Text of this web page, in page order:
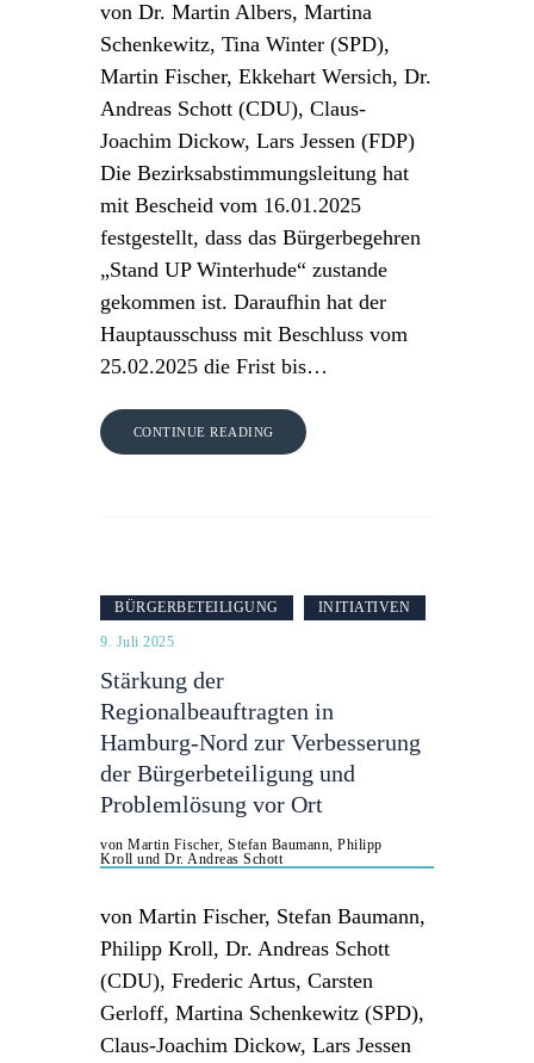
von Dr. Martin Albers, Martina
Schenkewitz, Tina Winter (SPD),
Martin Fischer, Ekkehart Wersich, Dr.
Andreas Schott (CDU), Claus-
Joachim Dickow, Lars Jessen (FDP)
Die Bezirksabstimmungsleitung hat
mit Bescheid vom 16.01.2025
festgestellt, dass das Bürgerbegehren
„Stand UP Winterhude“ zustande
gekommen ist. Daraufhin hat der
Hauptausschuss mit Beschluss vom
25.02.2025 die Frist bis…
CONTINUE READING
BÜRGERBETEILIGUNG INITIATIVEN
9. Juli 2025
Stärkung der
Regionalbeauftragten in
Hamburg-Nord zur Verbesserung
der Bürgerbeteiligung und
Problemlösung vor Ort
von Martin Fischer, Stefan Baumann, Philipp
Kroll und Dr. Andreas Schott
von Martin Fischer, Stefan Baumann,
Philipp Kroll, Dr. Andreas Schott
(CDU), Frederic Artus, Carsten
Gerloff, Martina Schenkewitz (SPD),
Claus-Joachim Dickow, Lars Jessen